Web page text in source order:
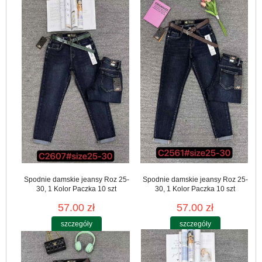
Spodnie damskie jeansy Roz 25-
30, 1 Kolor Paczka 10 szt
57.00 zł
szczegóły
Spodnie damskie jeansy Roz 25-
30, 1 Kolor Paczka 10 szt
57.00 zł
szczegóły